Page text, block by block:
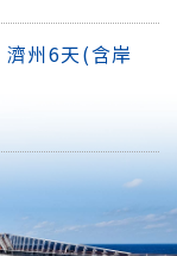
濟州6天(含岸